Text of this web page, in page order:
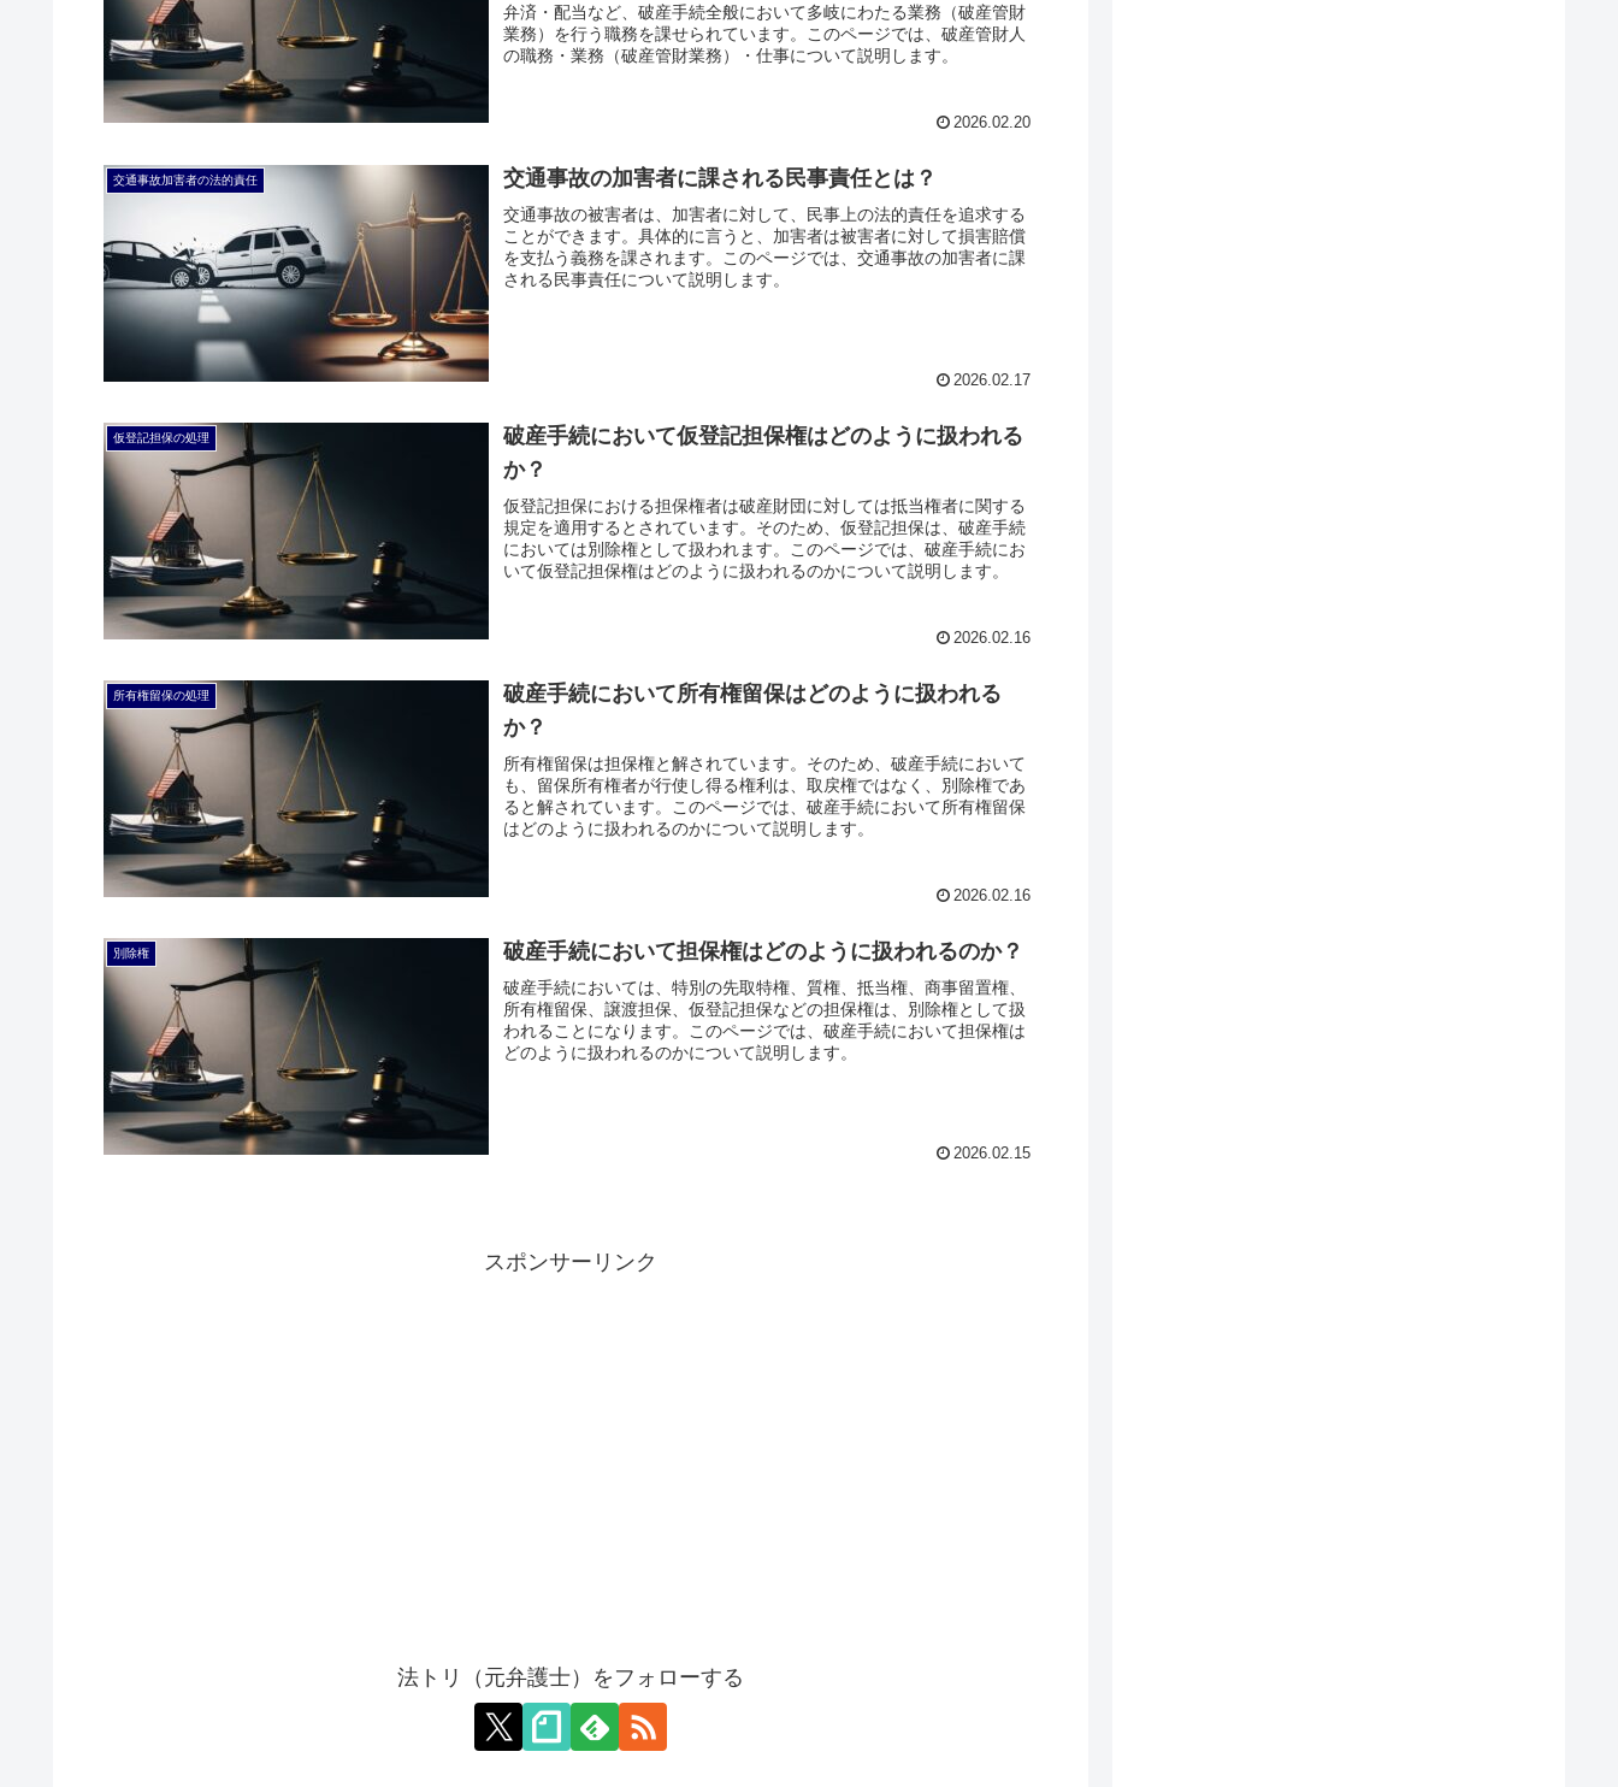
弁済・配当など、破産手続全般において多岐にわたる業務（破産管財
業務）を行う職務を課せられています。このページでは、破産管財人
の職務・業務（破産管財業務）・仕事について説明します。
2026.02.20
交通事故加害者の法的責任 交通事故の加害者に課される民事責任とは？
交通事故の被害者は、加害者に対して、民事上の法的責任を追求する
ことができます。具体的に言うと、加害者は被害者に対して損害賠償
を支払う義務を課されます。このページでは、交通事故の加害者に課
される民事責任について説明します。
2026.02.17
仮登記担保の処理
破産手続において仮登記担保権はどのように扱われる
か？
仮登記担保における担保権者は破産財団に対しては抵当権者に関する
規定を適用するとされています。そのため、仮登記担保は、破産手続
においては別除権として扱われます。このページでは、破産手続にお
いて仮登記担保権はどのように扱われるのかについて説明します。
2026.02.16
所有権留保の処理
破産手続において所有権留保はどのように扱われる
か？
所有権留保は担保権と解されています。そのため、破産手続において
も、留保所有権者が行使し得る権利は、取戻権ではなく、別除権であ
ると解されています。このページでは、破産手続において所有権留保
はどのように扱われるのかについて説明します。
2026.02.16
別除権 破産手続において担保権はどのように扱われるのか？
破産手続においては、特別の先取特権、質権、抵当権、商事留置権、
所有権留保、譲渡担保、仮登記担保などの担保権は、別除権として扱
われることになります。このページでは、破産手続において担保権は
どのように扱われるのかについて説明します。
2026.02.15
スポンサーリンク
法トリ（元弁護士）をフォローする